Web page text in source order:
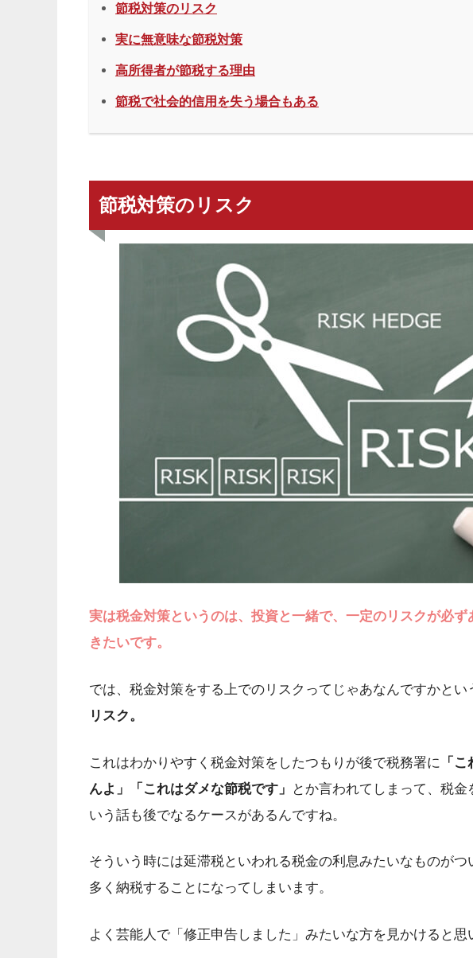
節税対策のリスク
実に無意味な節税対策
高所得者が節税する理由
節税で社会的信用を失う場合もある
節税対策のリスク
実は税金対策というのは、投資と一緒で、一定のリスクが必
きたいです。
では、税金対策をする上でのリスクってじゃあなんですかとい
リスク。
これはわかりやすく税金対策をしたつもりが後で税務署に
「
んよ」「これはダメな節税です」
とか言われてしまって、税
いう話も後でなるケースがあるんですね。
そういう時には延滞税といわれる税金の利息みたいなものがつ
多く納税することになってしまいます。
よく芸能人で「修正申告しました」みたいな方を見かけると思